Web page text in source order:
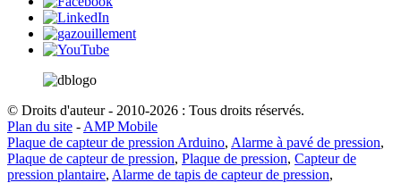
© Droits d'auteur - 2010-2026 : Tous droits réservés.
Plan du site - AMP Mobile
Plaque de capteur de pression Arduino, Alarme à pavé de pression,
Plaque de capteur de pression, Plaque de pression, Capteur de
pression plantaire, Alarme de tapis de capteur de pression,